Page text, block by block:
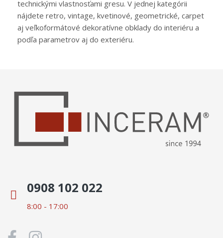
technickými vlastnosťami gresu. V jednej kategórii
nájdete retro, vintage, kvetinové, geometrické, carpet
aj veľkoformátové dekoratívne obklady do interiéru a
podľa parametrov aj do exteriéru.
0908 102 022
8:00 - 17:00